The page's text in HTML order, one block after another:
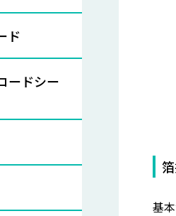
ド
ードシー
基